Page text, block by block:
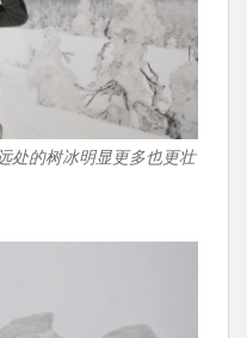
处的树冰明显更多也更壮